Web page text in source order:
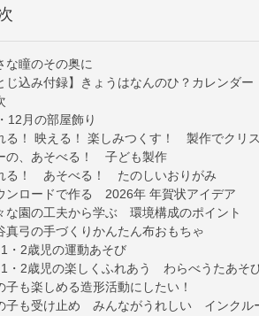
な瞳のその奥に
じ込み付録】きょうはなんのひ？カレンダー
12月の部屋飾り
る！ 映える！ 楽しみつくす！ 製作でクリ
の、あそべる！ 子ども製作
る！ あそべる！ たのしいおりがみ
ンロードで作る 2026年 年賀状アイデア
な園の工夫から学ぶ 環境構成のポイント
真弓の手づくりかんたん布おもちゃ
・2歳児の運動あそび
・2歳児の楽しくふれあう わらべうたあそ
子も楽しめる造形活動にしたい！
子も受け止め みんながうれしい インクル